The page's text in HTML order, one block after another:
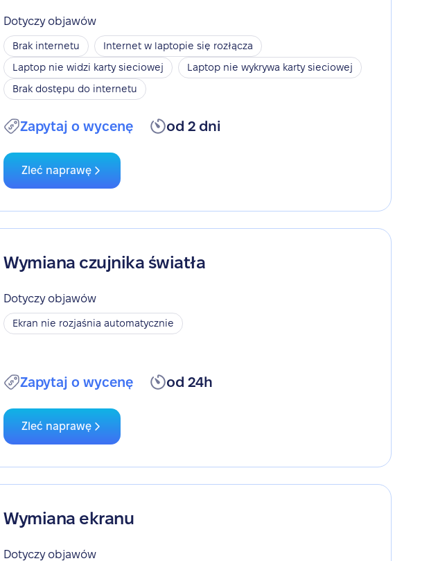
Dotyczy objawów
Brak internetu
Internet w laptopie się rozłącza
Laptop nie widzi karty sieciowej
Laptop nie wykrywa karty sieciowej
Brak dostępu do internetu
Zapytaj o wycenę od 2 dni
Zleć naprawę
Wymiana czujnika światła
Dotyczy objawów
Ekran nie rozjaśnia automatycznie
Zapytaj o wycenę od 24h
Zleć naprawę
Wymiana ekranu
Dotyczy objawów